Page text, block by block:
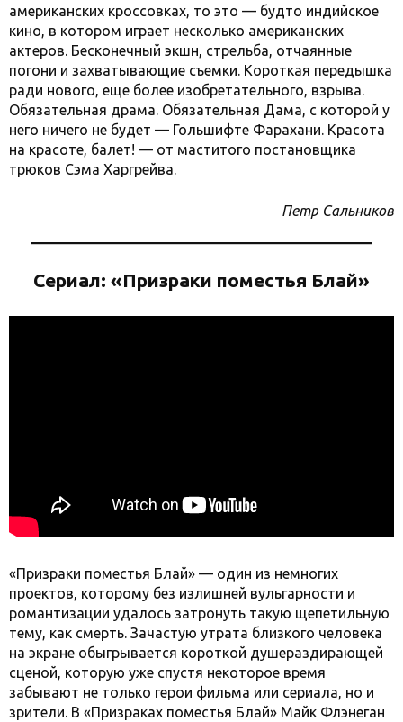
американских кроссовках, то это — будто индийское
кино, в котором играет несколько американских
актеров. Бесконечный экшн, стрельба, отчаянные
погони и захватывающие съемки. Короткая передышка
ради нового, еще более изобретательного, взрыва.
Обязательная драма. Обязательная Дама, с которой у
него ничего не будет — Гольшифте Фарахани. Красота
на красоте, балет! — от маститого постановщика
трюков Сэма Харгрейва.
Петр Сальников
Сериал: «Призраки поместья Блай»
«Призраки поместья Блай» — один из немногих
проектов, которому без излишней вульгарности и
романтизации удалось затронуть такую щепетильную
тему, как смерть. Зачастую утрата близкого человека
на экране обыгрывается короткой душераздирающей
сценой, которую уже спустя некоторое время
забывают не только герои фильма или сериала, но и
зрители. В «Призраках поместья Блай» Майк Флэнеган